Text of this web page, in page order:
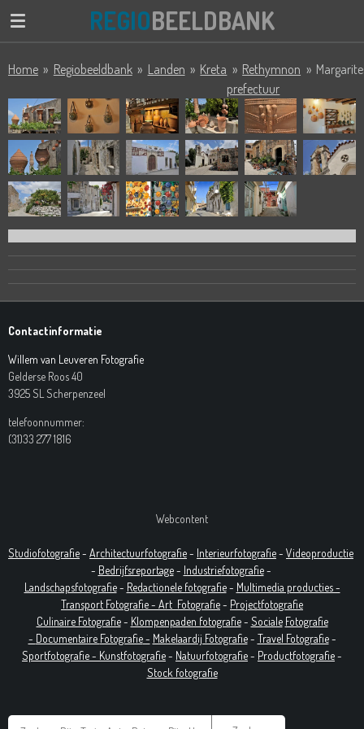
Ga
de
REGIOBEELDBANK
Home » Regiobeeldbank » Landen » Kreta » Rethymnon
prefectuur
»
Contactinformatie
Willem van Leuveren Fotografie
Gelderse Roos 40
3925 SL Scherpenzeel
telefoonnummer:
(31)33 277 1816
Webcontent
Studiofotografie- Architectuurfotografie- Interieurfotografie- Videoproductie
- Bedrijfsreportage- Industriefotografie-
Landschapsfotografie- Redactionele fotografie- Multimedia producties -
Transport Fotografie - Art Fotografie- Projectfotografie
Culinaire Fotografie- Klompenpaden fotografie- Sociale Fotografie
- Documentaire Fotografie- Makelaardij Fotografie- Travel Fotografie-
Sportfotografie - Kunstfotografie- Natuurfotografie- Productfotografie-
Stock fotografie